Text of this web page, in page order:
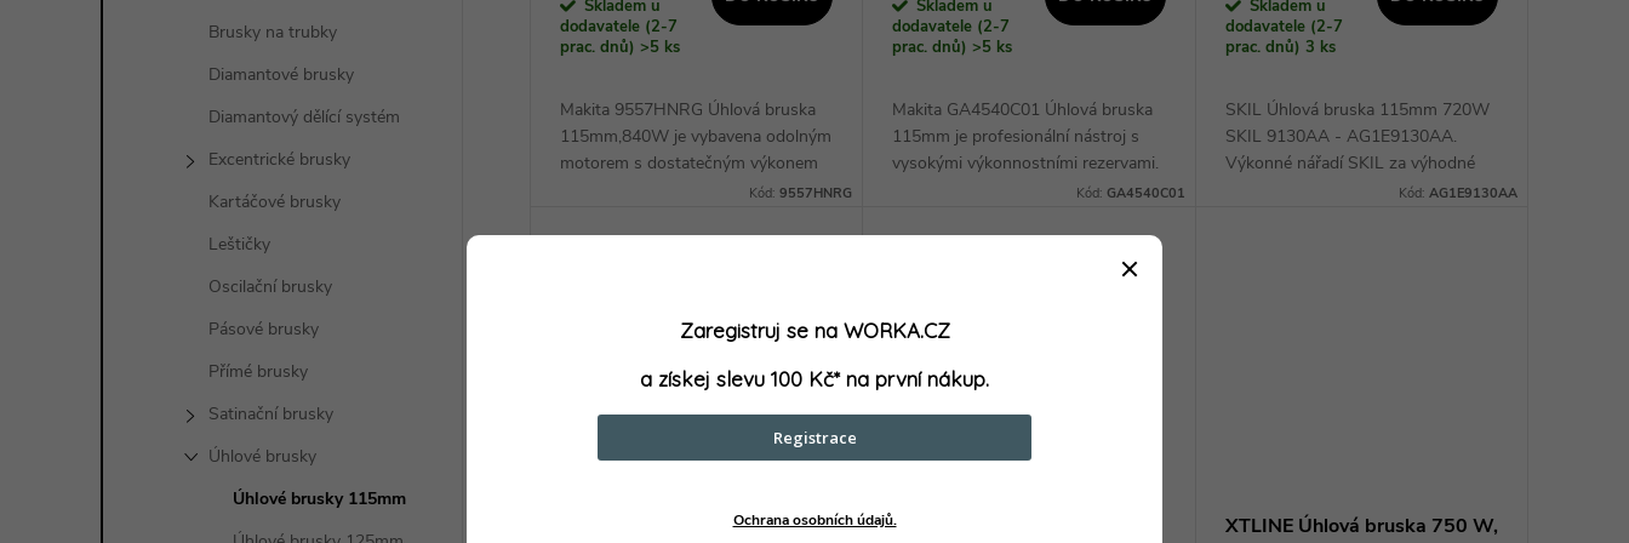
Brusky na trubky
Diamantové brusky
Diamantový dělící systém
Excentrické brusky
Kartáčové brusky
Leštičky
Oscilační brusky
Pásové brusky
Přímé brusky
Satinační brusky
Úhlové brusky
Úhlové brusky 115mm
Skladem u
dodavatele (2-7
prac. dnů) >5 ks
Makita 9557HNRG Úhlová bruska
115mm,840W je vybavena odolným
motorem s dostatečným výkonem
pro řezání kamene a zdiva. Díky
pohodlná a...
Kód:9557HNRG
Skladem u
dodavatele (2-7
prac. dnů)>5 ks
Makita GA4540C01 Úhlová bruska
115mm je profesionální nástroj s
vysokými výkonnostními rezervami.
Díky novému řešení tlumení
patentovanému cik-cak...
Kód: GA4540C01
Skladem u
dodavatele (2-7
prac. dnů) 3 ks
SKIL Úhlová bruska 115mm 720W
SKIL 9130AA - AG1E9130AA.
Výkonné nářadí SKIL za výhodné
ceny• Účinná úhlová bruska
Kód: AG1E9130AA
SKIL Úhlová bruska 115mm
SKIL Úhlová bruska 115mm
XTLINE Úhlová bruska 750 W,
Zaregistruj se na WORKA.CZ
a získej slevu 100 Kč* na první nákup.
Registrace
Ochrana osobních údajů.